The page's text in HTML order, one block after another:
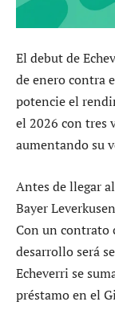
El debut de
de enero contra
potencie el
el 2026 con tres
aumentando su
Antes de llegar
Bayer
Con un contrato
desarrollo será
Echeverri se
préstamo en el